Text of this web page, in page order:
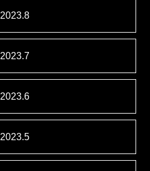
2023.8
2023.7
2023.6
2023.5